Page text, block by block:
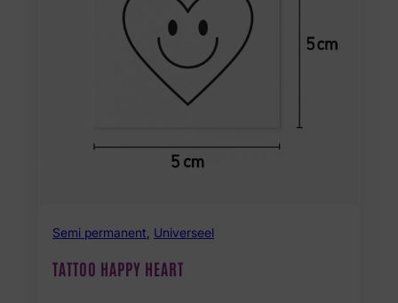
Semi permanent Universeel
TATTOO HAPPY HEART